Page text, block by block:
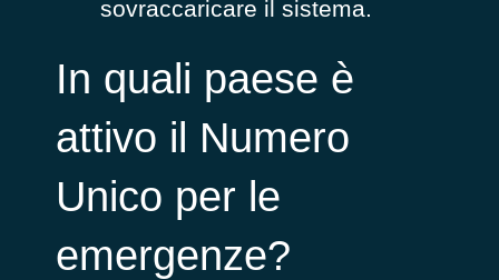
sovraccaricare il sistema.
In quali paese è
attivo il Numero
Unico per le
emergenze?